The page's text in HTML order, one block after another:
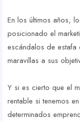
En los últimos años,
posicionado el
escándalos de estafa
maravillas a sus
Y si es cierto que el
rentable si tenemos
determinados